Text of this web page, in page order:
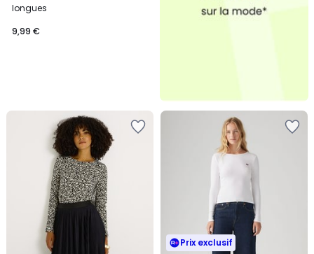
longues
9,99 €
Prix exclusif